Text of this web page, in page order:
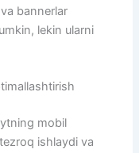
bannerlar
lekin ularni
mobil
ishlaydi va